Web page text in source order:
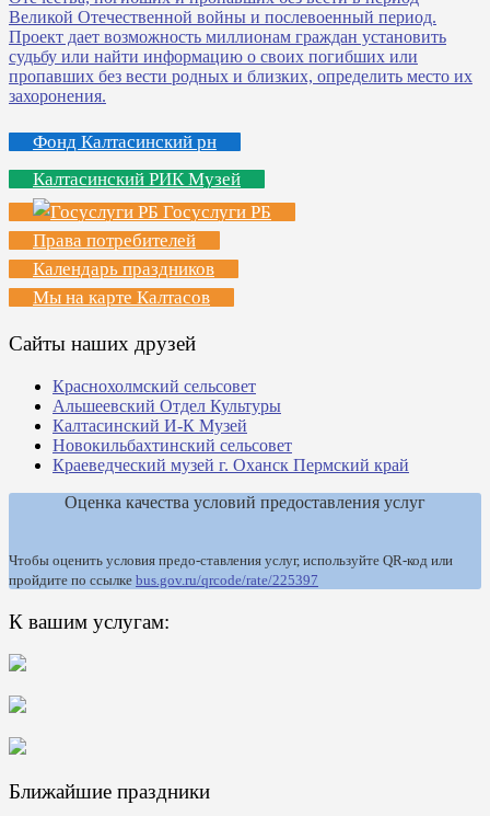
Фонд Калтасинский рн
Калтасинский РИК Музей
Госуслуги РБ
Права потребителей
Календарь праздников
Мы на карте Калтасов
Сайты наших друзей
Краснохолмский сельсовет
Альшеевский Отдел Культуры
Калтасинский И-К Музей
Новокильбахтинский сельсовет
Краеведческий музей г. Оханск Пермский край
Оценка качества условий предоставления услуг
Чтобы оценить условия предо-ставления услуг, используйте QR-код или
пройдите по ссылке bus.gov.ru/qrcode/rate/225397
К вашим услугам:
Ближайшие праздники